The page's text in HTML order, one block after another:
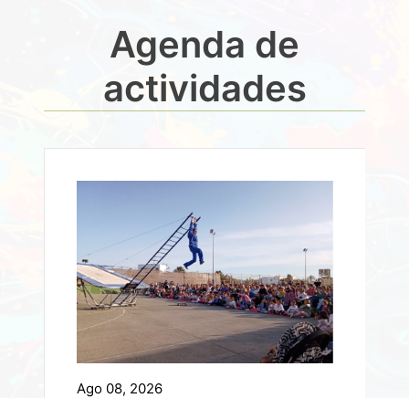
Agenda de
actividades
Ago 08, 2026